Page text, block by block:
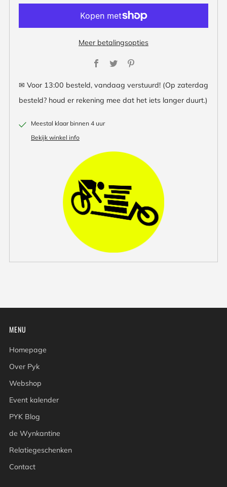
Meer betalingsopties
Facebook
Twitter
✉ Voor 13:00 besteld, vandaag verstuurd! (Op zaterdag
besteld? houd er rekening mee dat het iets langer duurt.)
Meestal klaar binnen 4 uur
Bekijk winkel info
MENU
Homepage
Over Pyk
Webshop
Event kalender
PYK Blog
de Wynkantine
Relatiegeschenken
Contact